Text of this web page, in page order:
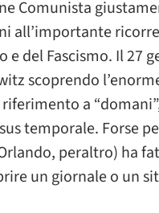
Comunista
all’importante
e del Fascismo. Il 27
scoprendo
a
temporale. Forse
peraltro) ha
un giornale o un